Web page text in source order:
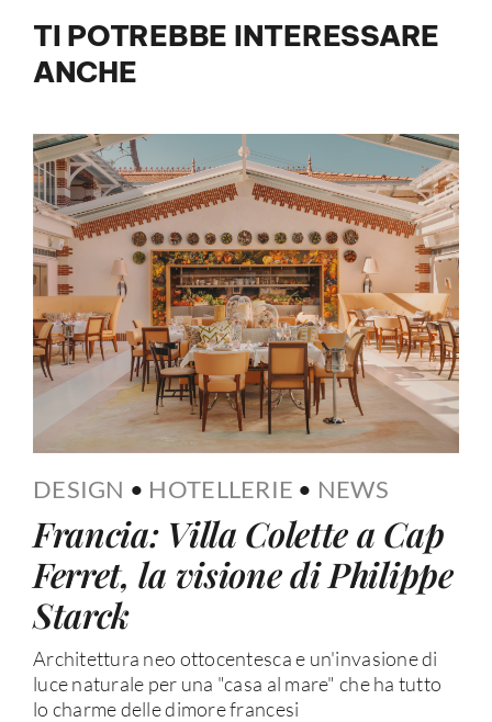
TI POTREBBE INTERESSARE
ANCHE
DESIGN • HOTELLERIE • NEWS
Francia: Villa Colette a Cap
Ferret, la visione di Philippe
Starck
Architettura neo ottocentesca e un'invasione di
luce naturale per una "casa al mare" che ha tutto
lo charme delle dimore francesi